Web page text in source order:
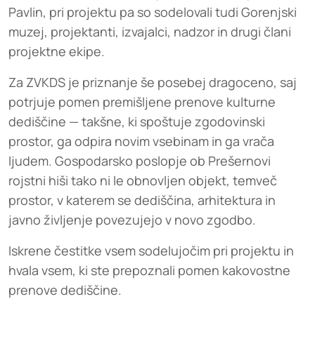
Pavlin, pri projektu pa so sodelovali tudi Gorenjski
muzej, projektanti, izvajalci, nadzor in drugi člani
projektne ekipe.
Za ZVKDS je priznanje še posebej dragoceno, saj
potrjuje pomen premišljene prenove kulturne
dediščine — takšne, ki spoštuje zgodovinski
prostor, ga odpira novim vsebinam in ga vrača
ljudem. Gospodarsko poslopje ob Prešernovi
rojstni hiši tako ni le obnovljen objekt, temveč
prostor, v katerem se dediščina, arhitektura in
javno življenje povezujejo v novo zgodbo.
Iskrene čestitke vsem sodelujočim pri projektu in
hvala vsem, ki ste prepoznali pomen kakovostne
prenove dediščine.